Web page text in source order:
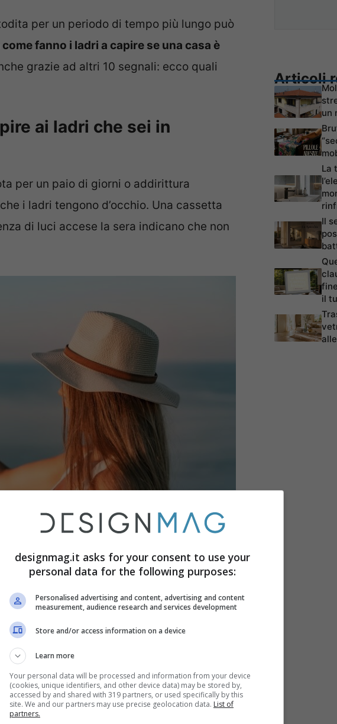
per un periodo di tempo più lungo può
come fanno i ladri a capire se una casa è
grazie ad altri 10 segnali: ecco quali
ai ladri che sei in
per un paio di giorni o addirittura
i ladri tengono d’occhio. Una cassetta
di luci accese la sera indicano che non
– designmag.it
gioielli, computer portatili e macchine
I ladri sanno di avere più tempo e di poter
e videocitofoni permettono di
Ma soprattutto non far capire ai ladri che
Articoli
un
La
Il
il
designmag.it asks for your consent to use your
personal data for the following purposes:
Personalised advertising and content, advertising and content
measurement, audience research and services development
Store and/or access information on a device
Learn more
Your personal data will be processed and information from your device
(cookies, unique identifiers, and other device data) may be stored by,
accessed by and shared with 319 partners, or used specifically by this
site. We and our partners may use precise geolocation data. List of
partners.